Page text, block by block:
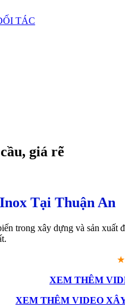
TÁC
giá rẽ
Tại Thuận An
trong xây dựng và sản
XEM THÊM
XEM THÊM VIDEO